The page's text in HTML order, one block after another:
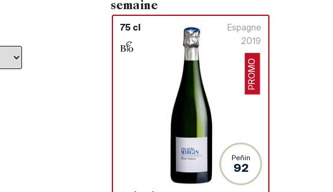
semaine
75 cl
Espagne
2019
PROMO
Peñin
92